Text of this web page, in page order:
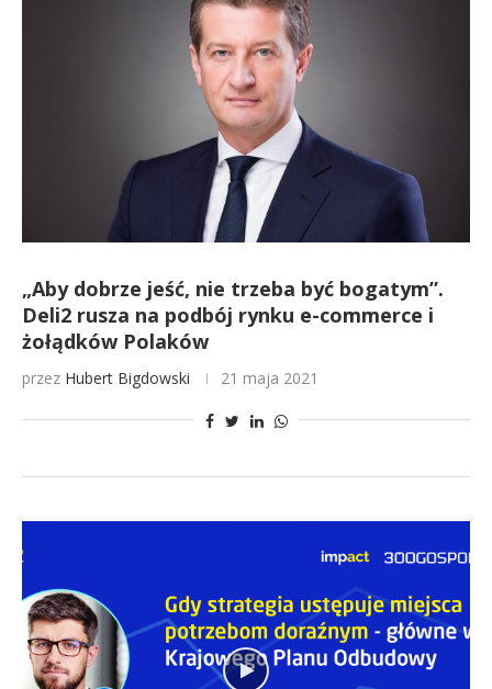
„Aby dobrze jeść, nie trzeba być bogatym”.
Deli2 rusza na podbój rynku e-commerce i
żołądków Polaków
przez Hubert Bigdowski 21 maja 2021